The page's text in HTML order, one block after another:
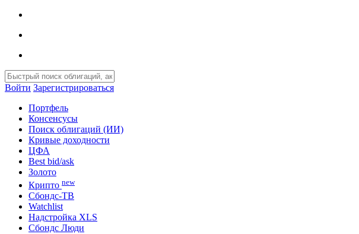
Войти Зарегистрироваться
Портфель
Консенсусы
Поиск облигаций (ИИ)
Кривые доходности
ЦФА
Best bid/ask
Золото
Крипто new
Сбондс-ТВ
Watchlist
Надстройка XLS
Сбондс Люди